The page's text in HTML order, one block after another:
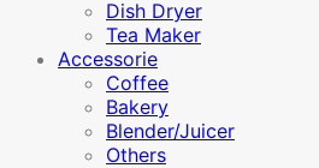
Dish Dryer
Tea Maker
Accessorie
Coffee
Bakery
Blender/Juicer
Others